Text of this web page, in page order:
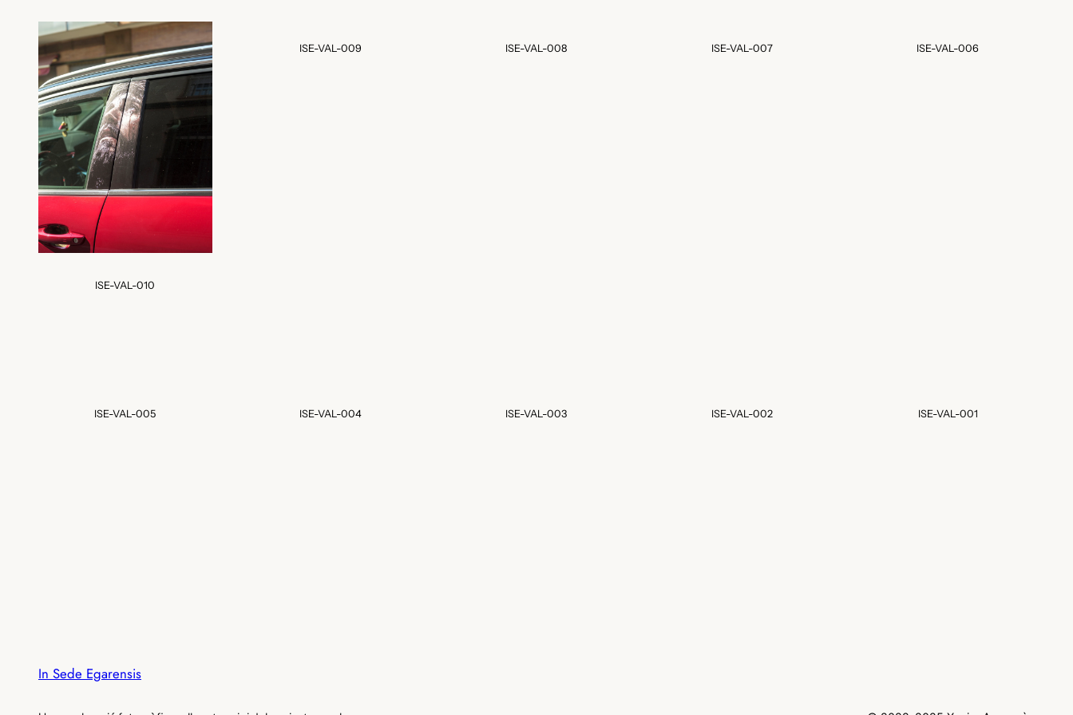
ISE-VAL-010
ISE-VAL-009 ISE-VAL-008 ISE-VAL-007 ISE-VAL-006
ISE-VAL-005 ISE-VAL-004 ISE-VAL-003 ISE-VAL-002 ISE-VAL-001
In Sede Egarensis